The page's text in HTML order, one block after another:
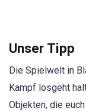
Unser Tipp
Die Spielwelt in
Kampf losgeht
Objekten, die